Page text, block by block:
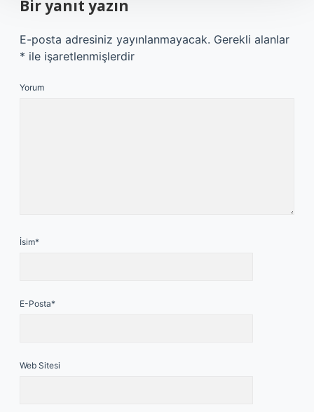
Bir yanıt yazın
E-posta adresiniz yayınlanmayacak. Gerekli alanlar
* ile işaretlenmişlerdir
Yorum
İsim*
E-Posta*
Web Sitesi